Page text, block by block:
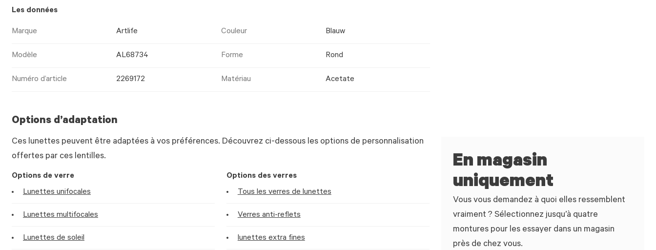
Les données
Marque Artlife Couleur Blauw
Modèle AL68734 Forme Rond
Numéro d’article 2269172 Matériau Acetate
Options d’adaptation
Ces lunettes peuvent être adaptées à vos préférences. Découvrez ci-dessous les options de personnalisation
offertes par ces lentilles.
Options de verre
Lunettes unifocales
Lunettes multifocales
Lunettes de soleil
Options des verres
Tous les verres de lunettes
Verres anti-reflets
lunettes extra fines
En magasin
uniquement
Vous vous demandez à quoi elles ressemblent
vraiment ? Sélectionnez jusqu’à quatre
montures pour les essayer dans un magasin
près de chez vous.